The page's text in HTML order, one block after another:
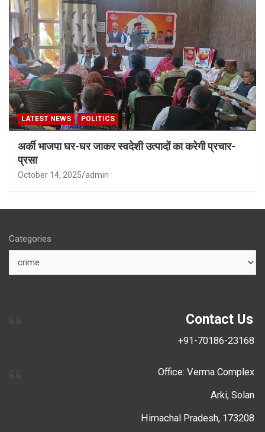
LATEST NEWS POLITICS
अर्की भाजपा घर-घर जाकर स्वदेशी उत्पादों का करेगी प्रचार-
प्रसा
October 14, 2025 admin
Categories
Contact Us
+91-70186-23168
Office: Verma Complex
Arki, Solan
Himachal Pradesh, 173208